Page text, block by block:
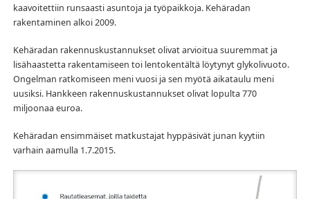
kaavoitettiin runsaasti asuntoja ja työpaikkoja. Kehäradan
rakentaminen alkoi 2009.
Kehäradan rakennuskustannukset olivat arvioitua suuremmat ja
lisähaastetta rakentamiseen toi lentokentältä löytynyt glykolivuoto.
Ongelman ratkomiseen meni vuosi ja sen myötä aikataulu meni
uusiksi. Hankkeen rakennuskustannukset olivat lopulta 770
miljoonaa euroa.
Kehäradan ensimmäiset matkustajat hyppäsivät junan kyytiin
varhain aamulla 1.7.2015.